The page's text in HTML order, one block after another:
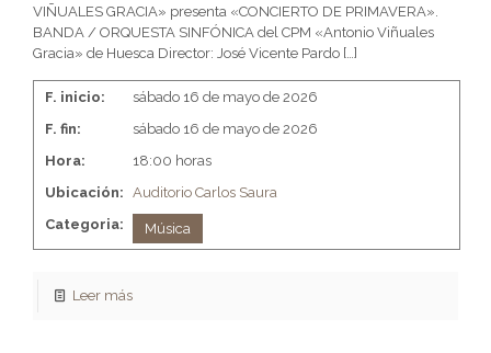
VIÑUALES GRACIA» presenta «CONCIERTO DE PRIMAVERA».
BANDA / ORQUESTA SINFÓNICA del CPM «Antonio Viñuales
Gracia» de Huesca Director: José Vicente Pardo […]
F. inicio:
sábado 16 de mayo de 2026
F. fin:
sábado 16 de mayo de 2026
Hora:
18:00 horas
Ubicación: Auditorio Carlos Saura
Categoria:
Música
Leer más